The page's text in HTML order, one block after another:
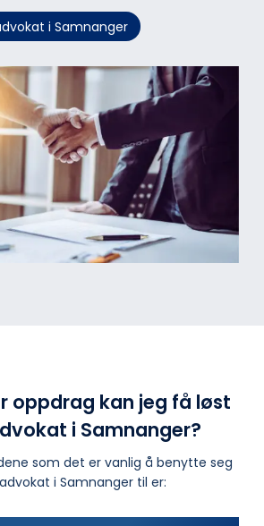
i Samnanger
oppdrag kan jeg få løst
i Samnanger?
som det er vanlig å benytte seg
i Samnanger til er: